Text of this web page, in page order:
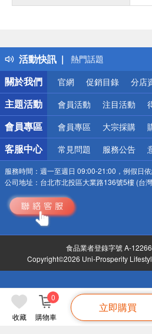
收藏 購物車
0
立即購買
活動快訊
得獎公告
熱門話題
銀行優惠
偏遠地區配送
詐騙網頁！請小心！
關於我們
官網 促銷目錄 分店
主題活動 會員活動 注目活動
會員專區 會員專區 大宗採購
客服中心 常見問題 服務公告
服務時間： 週一至週日 09:00-21:00，例假日
公司地址： 台北市北投區大業路136號5樓 (台
食品業者登錄字號 A-
Copyright©2026 Uni-Prosperity